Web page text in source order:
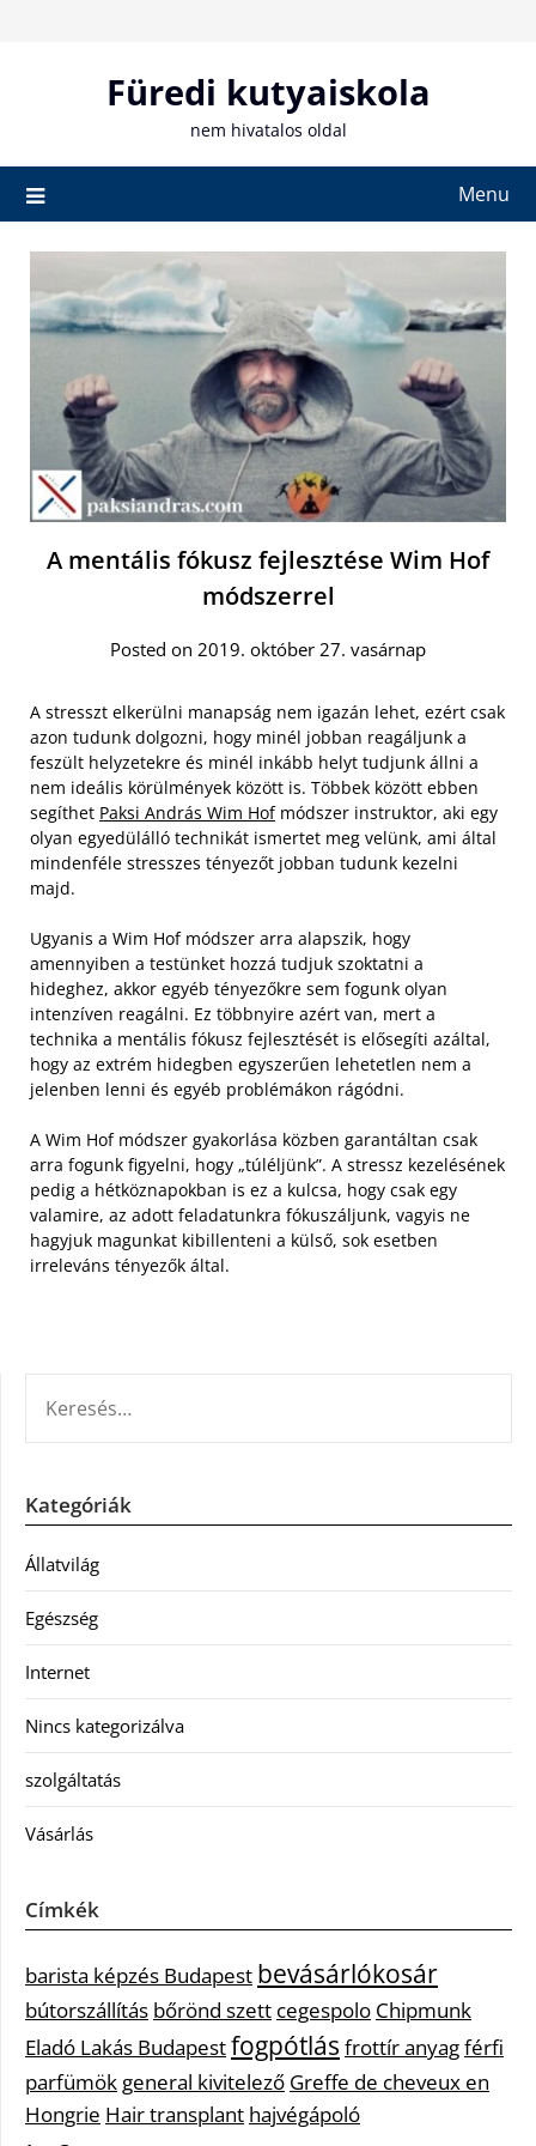
Füredi kutyaiskola
nem hivatalos oldal
Menu
A mentális fókusz fejlesztése Wim Hof
módszerrel
Posted on 2019. október 27. vasárnap
A stresszt elkerülni manapság nem igazán lehet, ezért csak
azon tudunk dolgozni, hogy minél jobban reagáljunk a
feszült helyzetekre és minél inkább helyt tudjunk állni a
nem ideális körülmények között is. Többek között ebben
segíthet Paksi András Wim Hofmódszer instruktor, aki egy
olyan egyedülálló technikát ismertet meg velünk, ami által
mindenféle stresszes tényezőt jobban tudunk kezelni
majd.
Ugyanis a Wim Hof módszer arra alapszik, hogy
amennyiben a testünket hozzá tudjuk szoktatni a
hideghez, akkor egyéb tényezőkre sem fogunk olyan
intenzíven reagálni. Ez többnyire azért van, mert a
technika a mentális fókusz fejlesztését is elősegíti azáltal,
hogy az extrém hidegben egyszerűen lehetetlen nem a
jelenben lenni és egyéb problémákon rágódni.
A Wim Hof módszer gyakorlása közben garantáltan csak
arra fogunk figyelni, hogy „túléljünk”. A stressz kezelésének
pedig a hétköznapokban is ez a kulcsa, hogy csak egy
valamire, az adott feladatunkra fókuszáljunk, vagyis ne
hagyjuk magunkat kibillenteni a külső, sok esetben
irreleváns tényezők által.
Kategóriák
Állatvilág
Egészség
Internet
Nincs kategorizálva
szolgáltatás
Vásárlás
Címkék
barista képzés Budapest bevásárlókosár
bútorszállítás bőrönd szett cegespolo Chipmunk
Eladó Lakás Budapestfogpótlás frottír anyagférfi
parfümök general kivitelező Greffe de cheveux en
Hongrie Hair transplant hajvégápoló